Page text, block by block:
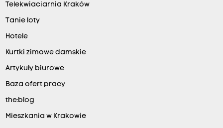
Telekwiaciarnia Kraków
Tanie loty
Hotele
Kurtki zimowe damskie
Artykuły biurowe
Baza ofert pracy
the:blog
Mieszkania w Krakowie